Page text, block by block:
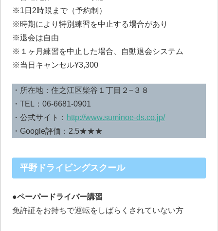
※1日2時限まで（予約制）
※時期により特別練習を中止する場合があり
※退会は自由
※１ヶ月練習を中止した場合、自動退会システム
※当日キャンセル¥3,300
・所在地：住之江区柴谷１丁目２−３８
・TEL：06-6681-0901
・公式サイト： http://www.suminoe-ds.co.jp/
・Google評価：2.5★★★
平野ドライビングスクール
●ペーパードライバー講習
免許証をお持ちで運転をしばらくされていない方